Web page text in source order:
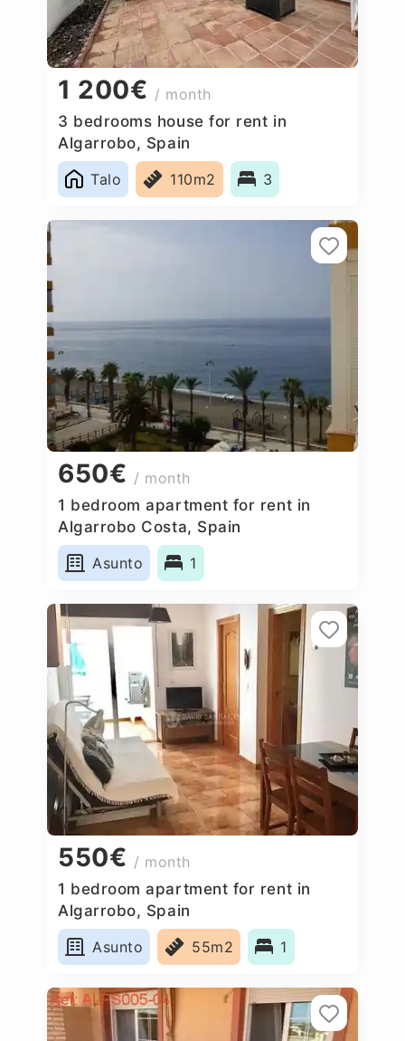
1 200€ / month
3 bedrooms house for rent in
Algarrobo, Spain
Talo
110m2 3
650€ / month
1 bedroom apartment for rent in
Algarrobo Costa, Spain
Asunto
1
550€ / month
1 bedroom apartment for rent in
Algarrobo, Spain
Asunto
55m2 1